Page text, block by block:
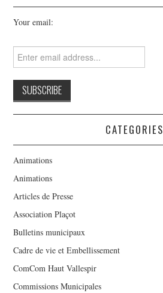
Your email:
CATEGORIES
Animations
Animations
Articles de Presse
Association Plaçot
Bulletins municipaux
Cadre de vie et Embellissement
ComCom Haut Vallespir
Commissions Municipales